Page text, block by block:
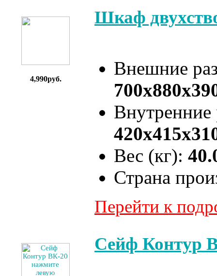
4,990руб.
Шкаф
Внешние
Вес (кг):
Страна
Перейти к
Сейф Контур